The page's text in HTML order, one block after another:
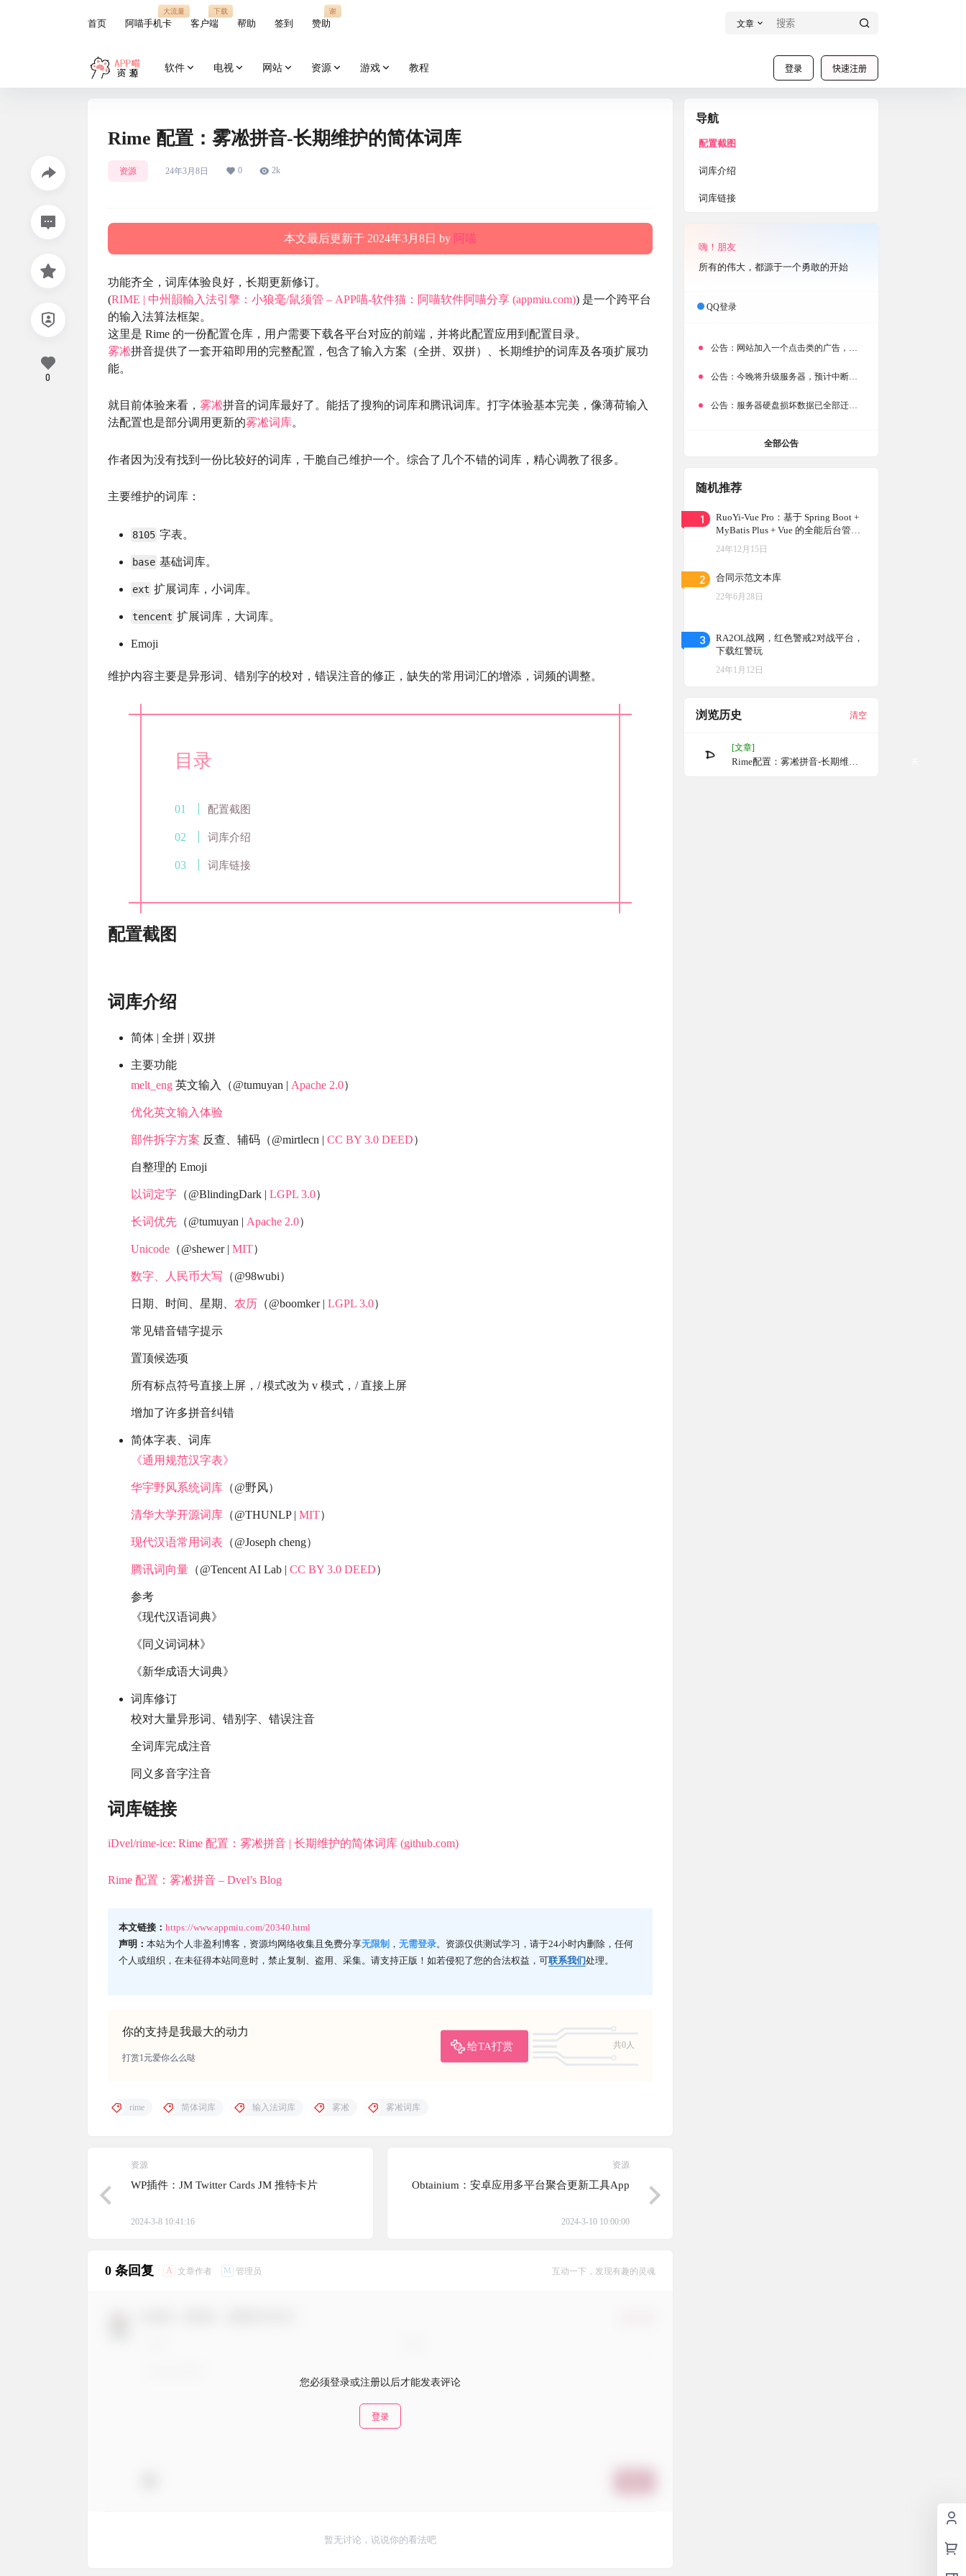
首页 阿喵手机卡
大流量
客户端
下载
帮助 签到 赞助
谢
文章
登录 快速注册
软件 电视 网站 资源 游戏 教程
Rime 配置：雾凇拼音-长期维护的简体词库
资源 24年3月8日 0 2k
本文最后更新于 2024年3月8日 by 阿喵
功能齐全，词库体验良好，长期更新修订。
(RIME | 中州韻輸入法引擎：小狼毫/鼠须管 – APP喵-软件猫：阿喵软件阿喵分享 (appmiu.com)) 是一个跨平台
的输入法算法框架。
这里是 Rime 的一份配置仓库，用户需要下载各平台对应的前端，并将此配置应用到配置目录。
雾凇拼音提供了一套开箱即用的完整配置，包含了输入方案（全拼、双拼）、长期维护的词库及各项扩展功
能。
就目前体验来看， 雾凇拼音的词库最好了。能括了搜狗的词库和腾讯词库。打字体验基本完美，像薄荷输入
法配置也是部分调用更新的雾凇词库。
作者因为没有找到一份比较好的词库，干脆自己维护一个。综合了几个不错的词库，精心调教了很多。
主要维护的词库：
8105 字表。
base 基础词库。
ext 扩展词库，小词库。
tencent 扩展词库，大词库。
Emoji
维护内容主要是异形词、错别字的校对，错误注音的修正，缺失的常用词汇的增添，词频的调整。
目录
配置截图
词库介绍
词库链接
配置截图
词库介绍
简体 | 全拼 | 双拼
主要功能
melt_eng 英文输入（@tumuyan | Apache 2.0）
优化英文输入体验
部件拆字方案 反查、辅码（@mirtlecn | CC BY 3.0 DEED）
自整理的 Emoji
以词定字 （@BlindingDark | LGPL 3.0）
长词优先 （@tumuyan | Apache 2.0）
Unicode （@shewer | MIT）
数字、人民币大写 （@98wubi）
日期、时间、星期、 农历 （@boomker | LGPL 3.0）
常见错音错字提示
置顶候选项
所有标点符号直接上屏，/ 模式改为 v 模式，/ 直接上屏
增加了许多拼音纠错
简体字表、词库
《通用规范汉字表》
华宇野风系统词库 （@野风）
清华大学开源词库 （@THUNLP | MIT）
现代汉语常用词表 （@Joseph cheng）
腾讯词向量 （@Tencent AI Lab | CC BY 3.0 DEED）
参考
《现代汉语词典》
《同义词词林》
《新华成语大词典》
词库修订
校对大量异形词、错别字、错误注音
全词库完成注音
同义多音字注音
词库链接
iDvel/rime-ice: Rime 配置：雾凇拼音 | 长期维护的简体词库 (github.com)
Rime 配置：雾凇拼音 – Dvel’s Blog
本文链接： https://www.appmiu.com/20340.html
声明： 本站为个人非盈利博客，资源均网络收集且免费分享无限制 ， 无需登录。资源仅供测试学习，请于24小时内删除，任何
个人或组织，在未征得本站同意时，禁止复制、盗用、采集。请支持正版！如若侵犯了您的合法权益，可联系我们处理。
你的支持是我最大的动力
给TA打赏
共0人
打赏1元爱你么么哒
0
rime 简体词库 输入法词库 雾凇 雾凇词库
资源
WP插件：JM Twitter Cards JM 推特卡片
2024-3-8 10:41:16
资源
Obtainium：安卓应用多平台聚合更新工具App
2024-3-10 10:00:00
0 条回复 A 文章作者 M 管理员 互动一下，发现有趣的灵魂
您必须登录或注册以后才能发表评论
登录
暂无讨论，说说你的看法吧
导航
配置截图
词库介绍
词库链接
嗨！朋友
所有的伟大，都源于一个勇敢的开始
QQ登录
公告： 网站加入一个点击类的广告，大家点击下载按钮需要注意
公告： 今晚将升级服务器，预计中断时常为1分钟
公告： 服务器硬盘损坏数据已全部迁移备份，网站恢复完成！
全部公告
随机推荐
1
RuoYi-Vue Pro：基于 Spring Boot +
MyBatis Plus + Vue 的全能后台管理
系统，支持 RBAC 动态权限、数据
权限、SaaS 多租户、Flowable 工作
24年12月15日
2 合同示范文本库
22年6月28日
3
RA2OL战网，红色警戒2对战平台，
下载红警玩
24年1月12日
浏览历史 清空
[文章]
Rime配置：雾凇拼音-长期维护